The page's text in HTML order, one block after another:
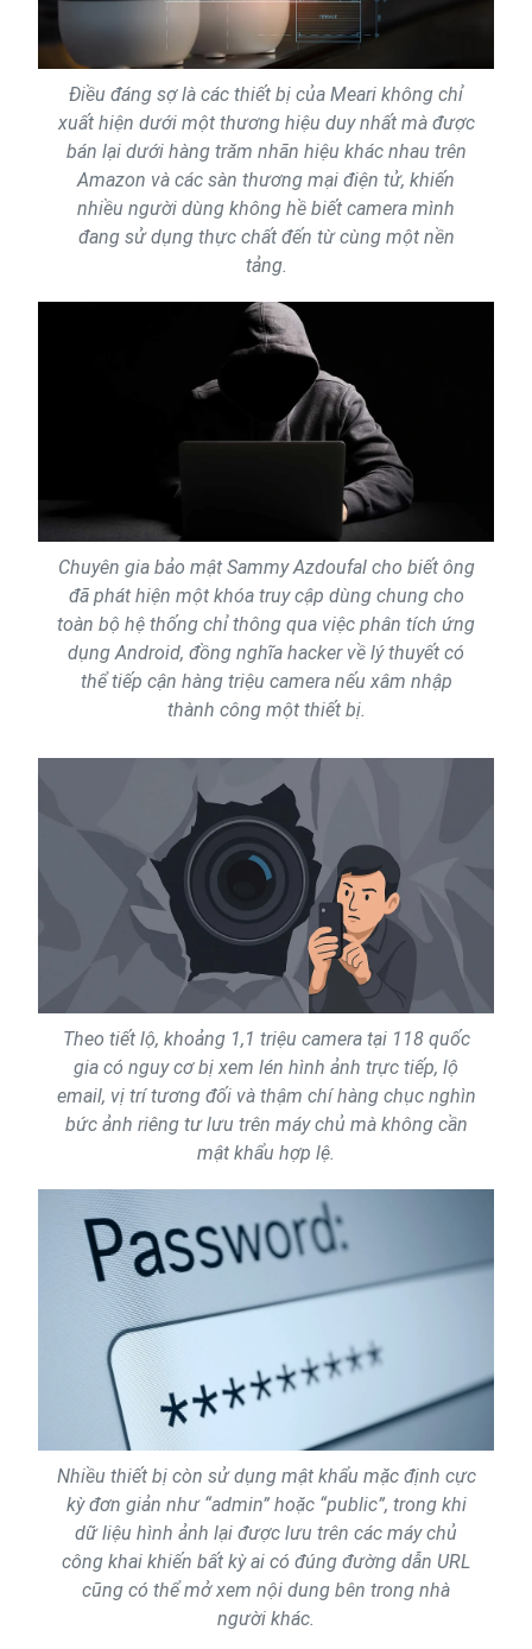
Điều đáng sợ là các thiết bị của Meari không chỉ
xuất hiện dưới một thương hiệu duy nhất mà được
bán lại dưới hàng trăm nhãn hiệu khác nhau trên
Amazon và các sàn thương mại điện tử, khiến
nhiều người dùng không hề biết camera mình
đang sử dụng thực chất đến từ cùng một nền
tảng.
Chuyên gia bảo mật Sammy Azdoufal cho biết ông
đã phát hiện một khóa truy cập dùng chung cho
toàn bộ hệ thống chỉ thông qua việc phân tích ứng
dụng Android, đồng nghĩa hacker về lý thuyết có
thể tiếp cận hàng triệu camera nếu xâm nhập
thành công một thiết bị.
Theo tiết lộ, khoảng 1,1 triệu camera tại 118 quốc
gia có nguy cơ bị xem lén hình ảnh trực tiếp, lộ
email, vị trí tương đối và thậm chí hàng chục nghìn
bức ảnh riêng tư lưu trên máy chủ mà không cần
mật khẩu hợp lệ.
Nhiều thiết bị còn sử dụng mật khẩu mặc định cực
kỳ đơn giản như “admin” hoặc “public”, trong khi
dữ liệu hình ảnh lại được lưu trên các máy chủ
công khai khiến bất kỳ ai có đúng đường dẫn URL
cũng có thể mở xem nội dung bên trong nhà
người khác.